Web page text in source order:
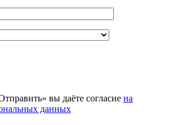
вы даёте согласие на
данных